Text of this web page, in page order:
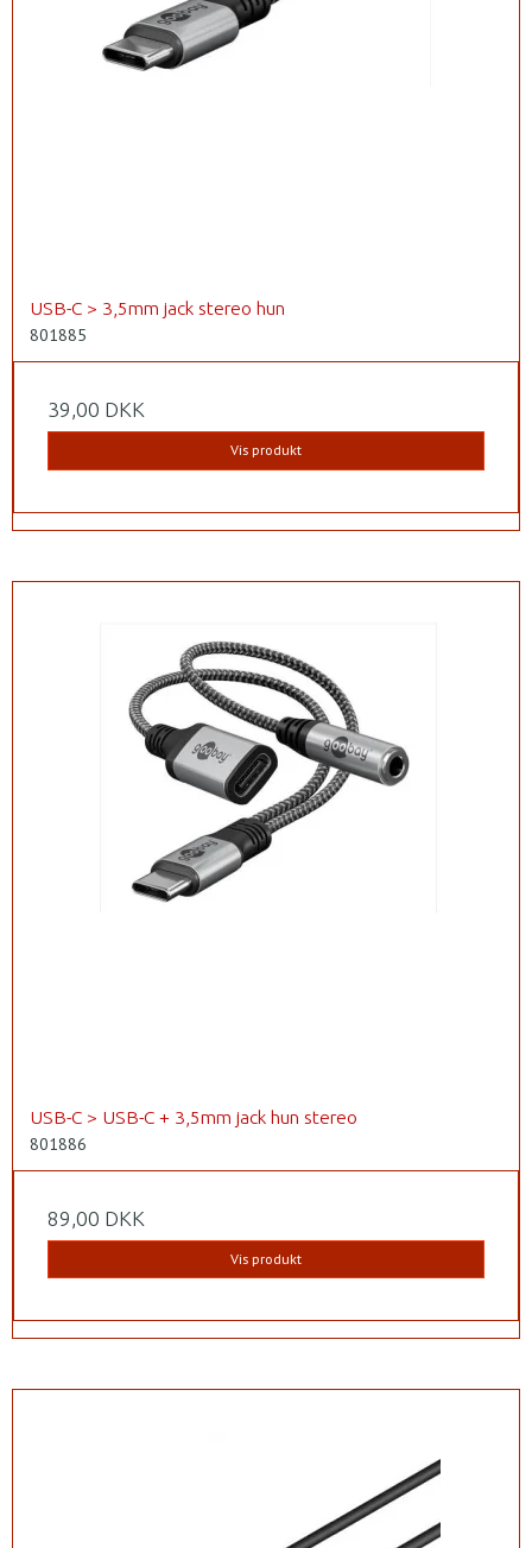
USB-C > 3,5mm jack stereo hun
801885
39,00 DKK
Vis produkt
USB-C > USB-C + 3,5mm jack hun stereo
801886
89,00 DKK
Vis produkt